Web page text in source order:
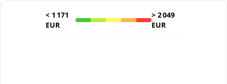
< 1 171
EUR
> 2 049
EUR